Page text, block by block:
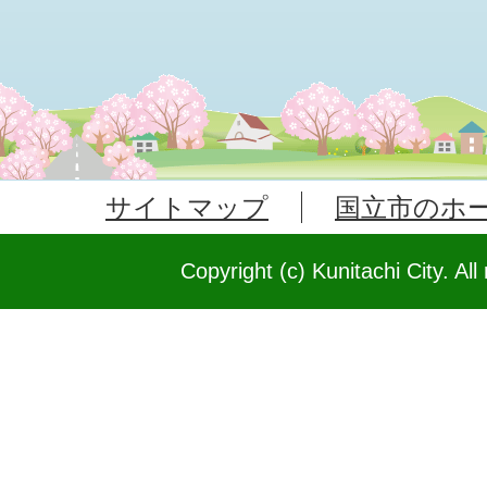
サイトマップ 国立市のホ
Copyright (c) Kunitachi City.